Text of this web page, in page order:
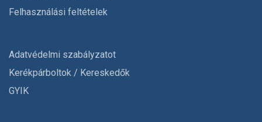
Felhasználási feltételek
Adatvédelmi szabályzatot
Kerékpárboltok / Kereskedők
GYIK